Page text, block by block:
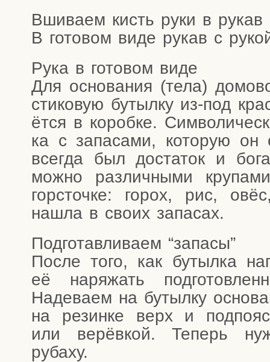
Вши­ва­ем кисть руки в рукав
В гото­вом виде рукав с
Рука в гото­вом виде
Для осно­ва­ния (тела)
сти­ко­вую бутыл­ку из-под
ёт­ся в короб­ке.
ка с запа­са­ми, кото­рую он
все­гда был доста­ток и
мож­но раз­лич­ны­ми
гор­сточ­ке: горох, рис,
нашла в сво­их запасах.
Под­го­тав­ли­ва­ем “запа­сы”
После того, как бутыл­ка
её наря­жать
Наде­ва­ем на бутыл­ку
на резин­ке верх и
или верёв­кой. Теперь
рубаху.